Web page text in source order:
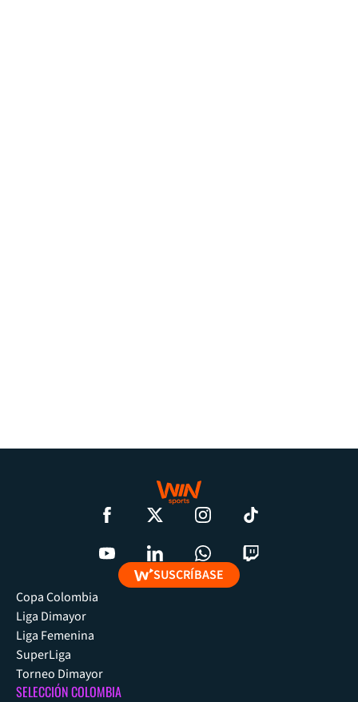
SUSCRÍBASE
Copa Colombia
Liga Dimayor
Liga Femenina
SuperLiga
Torneo Dimayor
SELECCIÓN COLOMBIA